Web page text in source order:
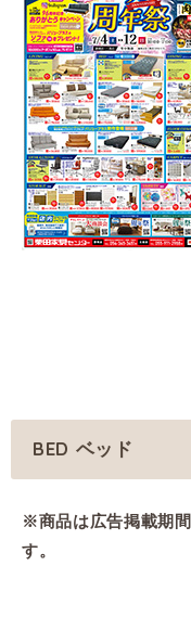
BED ベッド
※商品は広告掲載期
す。